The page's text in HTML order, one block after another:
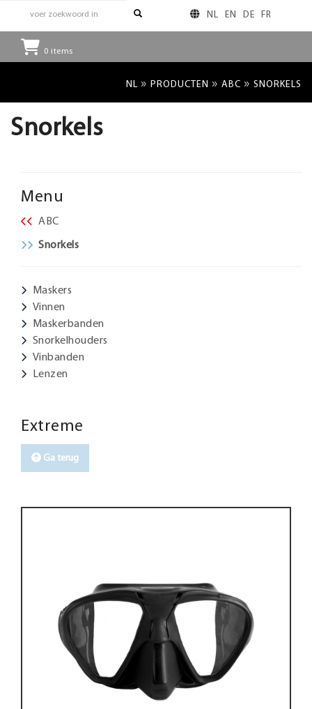
NL EN DE FR
0 items
NL » PRODUCTEN » ABC » SNORKELS
Snorkels
Menu
ABC
Snorkels
Maskers
Vinnen
Maskerbanden
Snorkelhouders
Vinbanden
Lenzen
Extreme
Ga terug